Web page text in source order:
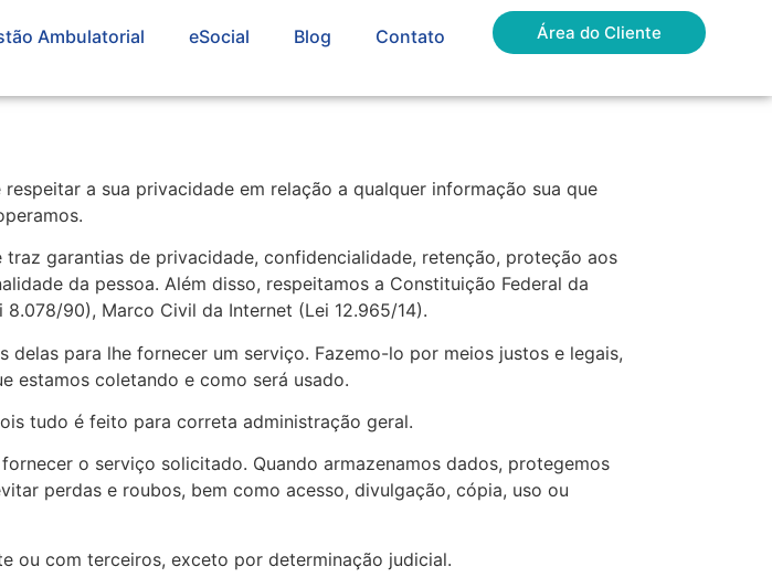
Ambulatorial eSocial Blog Contato Área do Cliente
a sua privacidade em relação a qualquer informação sua que
garantias de privacidade, confidencialidade, retenção, proteção aos
da pessoa. Além disso, respeitamos a Constituição Federal da
90), Marco Civil da Internet (Lei 12.965/14).
para lhe fornecer um serviço. Fazemo-lo por meios justos e legais,
estamos coletando e como será usado.
tudo é feito para correta administração geral.
o serviço solicitado. Quando armazenamos dados, protegemos
perdas e roubos, bem como acesso, divulgação, cópia, uso ou
ou com terceiros, exceto por determinação judicial.